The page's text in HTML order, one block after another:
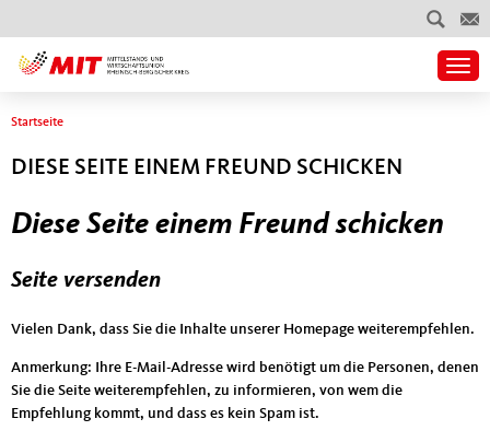
Sie sind hier
Startseite
DIESE SEITE EINEM FREUND SCHICKEN
Diese Seite einem Freund schicken
Seite versenden
Vielen Dank, dass Sie die Inhalte unserer Homepage weiterempfehlen.
Anmerkung: Ihre E-Mail-Adresse wird benötigt um die Personen, denen
Sie die Seite weiterempfehlen, zu informieren, von wem die
Empfehlung kommt, und dass es kein Spam ist.